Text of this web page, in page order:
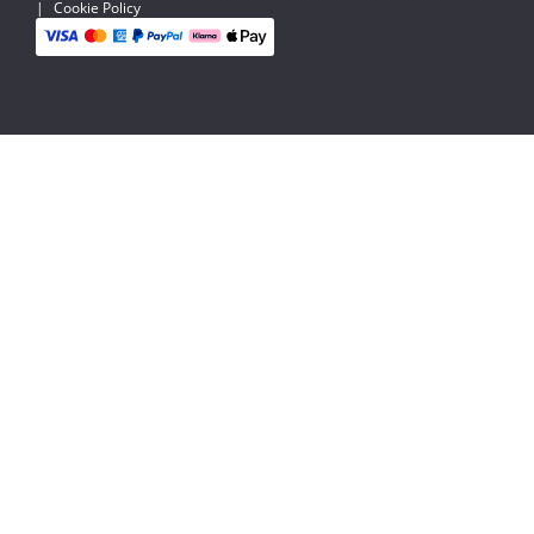
|
Cookie Policy